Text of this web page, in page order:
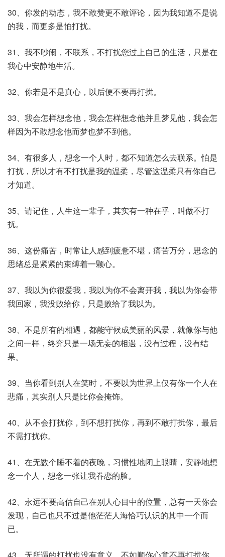
30、你发的动态，我不敢赞更不敢评论，因为我知道不是说
的我，而更多是怕打扰。
31、我不吵闹，不联系，不打扰您过上自己的生活，只是在
我心中安静地生活。
32、你若是不是真心，以后便不要再打扰。
33、我会怎样想念他，我会怎样想念他并且梦见他，我会怎
样因为不敢想念他而梦也梦不到他。
34、有很多人，想念一个人时，都不知道怎么去联系。怕是
打扰，所以才有不打扰是我的温柔，尽管这温柔只有你自己
才知道。
35、请记住，人生这一辈子，其实有一种在乎，叫做不打
扰。
36、这份痛苦，时常让人感到疲惫不堪，痛苦万分，思念的
思绪总是紧紧的束缚着一颗心。
37、我以为你很爱我，我以为你不会离开我，我以为你会带
我回家，我没败给你，只是败给了我以为。
38、不是所有的相遇，都能守候成美丽的风景，就像你与他
之间一样，终究只是一场无妄的相遇，没有过程，没有结
果。
39、当你看到别人在笑时，不要以为世界上仅有你一个人在
悲痛，其实别人只是比你会掩饰。
40、从不会打扰你，到不想打扰你，再到不敢打扰你，最后
不需打扰你。
41、在无数个睡不着的夜晚，习惯性地闭上眼睛，安静地想
念一个人，想念一张让我眷恋的脸。
42、永远不要高估自己在别人心目中的位置，总有一天你会
发现，自己也只不过是他茫茫人海恰巧认识的其中一个而
已。